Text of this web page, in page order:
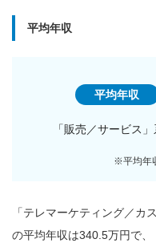
平均年収
平均年収
「販売／サービス
「テレマーケティング／カ
の平均年収は340.5万円で